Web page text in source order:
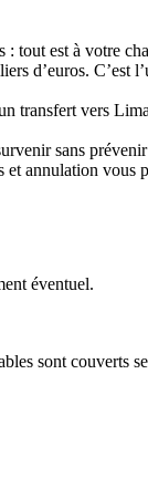
tout est à votre
d’euros. C’est
transfert vers
sans
et annulation vous
éventuel.
sont couverts